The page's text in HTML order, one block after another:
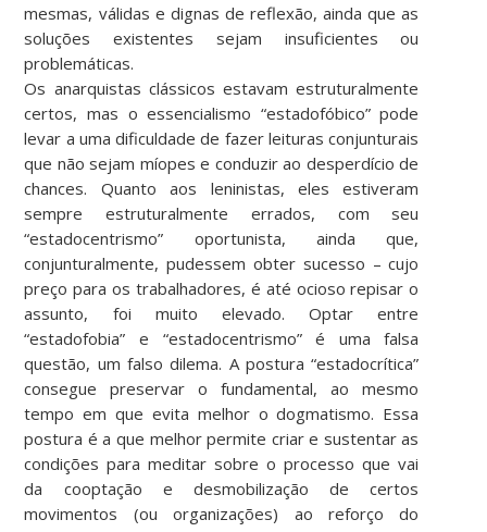
mesmas, válidas e dignas de reflexão, ainda que as
soluções existentes sejam insuficientes ou
problemáticas.
Os anarquistas clássicos estavam estruturalmente
certos, mas o essencialismo “estadofóbico” pode
levar a uma dificuldade de fazer leituras conjunturais
que não sejam míopes e conduzir ao desperdício de
chances. Quanto aos leninistas, eles estiveram
sempre estruturalmente errados, com seu
“estadocentrismo” oportunista, ainda que,
conjunturalmente, pudessem obter sucesso – cujo
preço para os trabalhadores, é até ocioso repisar o
assunto, foi muito elevado. Optar entre
“estadofobia” e “estadocentrismo” é uma falsa
questão, um falso dilema. A postura “estadocrítica”
consegue preservar o fundamental, ao mesmo
tempo em que evita melhor o dogmatismo. Essa
postura é a que melhor permite criar e sustentar as
condições para meditar sobre o processo que vai
da cooptação e desmobilização de certos
movimentos (ou organizações) ao reforço do